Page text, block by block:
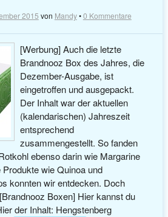
2015 von Mandy•0 Kommentare
[Werbung] Auch die letzte
Brandnooz Box des Jahres, die
Dezember-Ausgabe, ist
eingetroffen und ausgepackt.
Der Inhalt war der aktuellen
(kalendarischen) Jahreszeit
entsprechend
zusammengestellt. So fanden
ebenso darin wie Margarine
wie Quinoa und
konnten wir entdecken. Doch
Boxen] Hier kannst du
der Inhalt: Hengstenberg